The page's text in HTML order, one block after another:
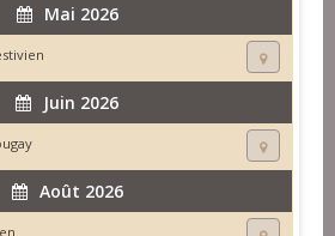
Mai 2026
Juin 2026
Août 2026